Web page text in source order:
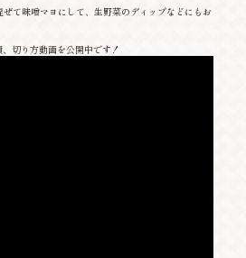
て味噌マヨにして、生野菜のディップなどにもお
切り方動画を公開中です！